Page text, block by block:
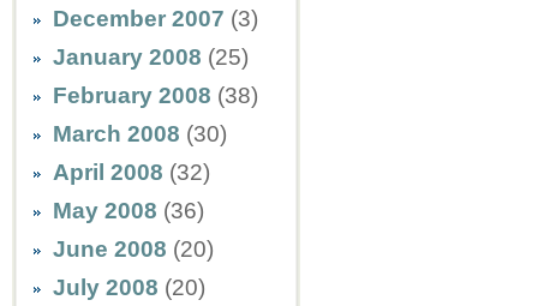
December 2007 (3)
January 2008 (25)
February 2008 (38)
March 2008 (30)
April 2008 (32)
May 2008 (36)
June 2008 (20)
July 2008 (20)